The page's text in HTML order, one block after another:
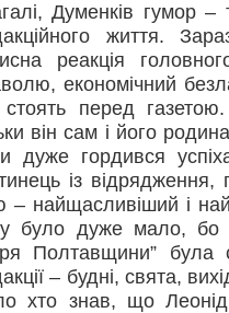
Думенків гумор
життя.
реакція
економічний
стоять перед
він сам і його
дуже гордився
із
– найщасливіший і
було дуже мало, бо
Полтавщини” була
– будні, свята,
хто знав, що